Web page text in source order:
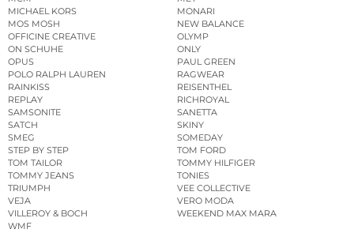
MICHAEL KORS
MONARI
MOS MOSH
NEW BALANCE
OFFICINE CREATIVE
OLYMP
ON SCHUHE
ONLY
OPUS
PAUL GREEN
POLO RALPH LAUREN
RAGWEAR
RAINKISS
REISENTHEL
REPLAY
RICHROYAL
SAMSONITE
SANETTA
SATCH
SKINY
SMEG
SOMEDAY
STEP BY STEP
TOM FORD
TOM TAILOR
TOMMY HILFIGER
TOMMY JEANS
TONIES
TRIUMPH
VEE COLLECTIVE
VEJA
VERO MODA
VILLEROY & BOCH
WEEKEND MAX MARA
WMF